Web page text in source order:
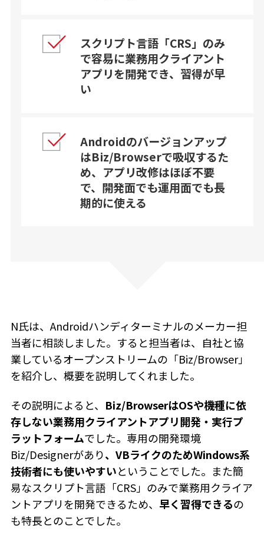
スクリプト言語「CRS」のみ
で容易に業務用クライアント
アプリを開発でき、習得が早
い
Androidのバージョンアップ
はBiz/Browserで吸収するた
め、アプリ改修はほぼ不要
で、開発面でも運用面でも長
期的に使える
N氏は、Androidハンディターミナルのメーカー担
当者に相談しました。すると担当者は、自社と協
業しているオープンストリームの「Biz/Browser」
を紹介し、概要を説明してくれました。
その説明によると、 Biz/BrowserはOSや機種に依
存しない業務用クライアントアプリ開発・実行プ
ラットフォームでした。専用の開発環境
Biz/Designerがあり、VBライクのためWindows系
技術者にも使いやすいということでした。また簡
易なスクリプト言語「CRS」のみで業務用クライア
ントアプリを開発できるため、 早く習得できるの
も特長とのことでした。